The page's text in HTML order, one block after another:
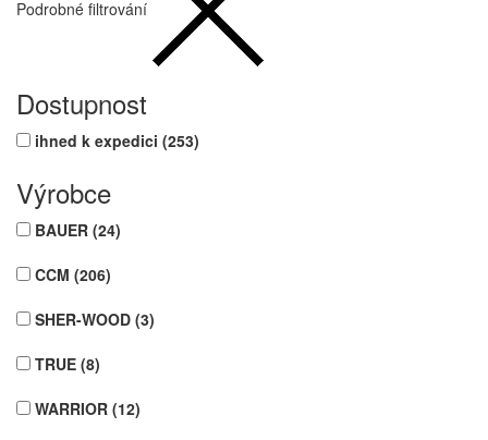
Podrobné filtrování
Dostupnost
ihned k expedici (253)
Výrobce
BAUER (24)
CCM (206)
SHER-WOOD (3)
TRUE (8)
WARRIOR (12)